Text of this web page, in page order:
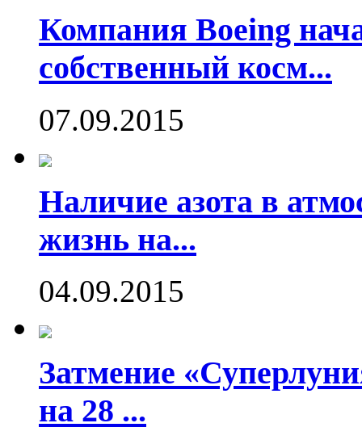
Компания Boeing
собственный косм...
07.09.2015
Наличие азота в
жизнь на...
04.09.2015
Затмение
на 28 ...